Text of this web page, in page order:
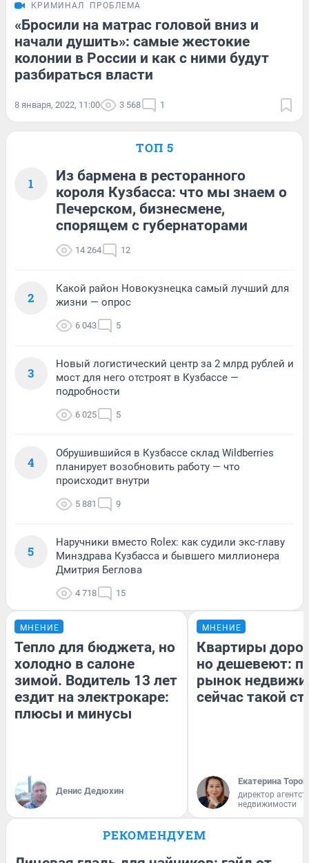
КРИМИНАЛ ПРОБЛЕМА
«Бросили на матрас головой вниз и
начали душить»: самые жестокие
колонии в России и как с ними будут
разбираться власти
8 января, 2022, 11:00 3 568 1
ТОП 5
1
Из бармена в ресторанного
короля Кузбасса: что мы знаем о
Печерском, бизнесмене,
спорящем с губернаторами
14 264 12
2
Какой район Новокузнецка самый лучший для
жизни — опрос
6 043 5
3
Новый логистический центр за 2 млрд рублей и
мост для него отстроят в Кузбассе —
подробности
6 025 5
4
Обрушившийся в Кузбассе склад Wildberries
планирует возобновить работу — что
происходит внутри
5 881 9
5
Наручники вместо Rolex: как судили экс-главу
Минздрава Кузбасса и бывшего миллионера
Дмитрия Беглова
4 718 15
МНЕНИЕ
Тепло для бюджета, но
холодно в салоне
зимой. Водитель 13 лет
ездит на электрокаре:
плюсы и минусы
Денис Дедюхин
МНЕНИЕ
Квартиры
но дешевеют:
рынок
сейчас такой
Екатерина
директор
недвижимости
РЕКОМЕНДУЕМ